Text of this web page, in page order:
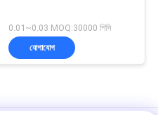
0.01~0.03 MOQ:30000 পিসি
যোগাযোগ